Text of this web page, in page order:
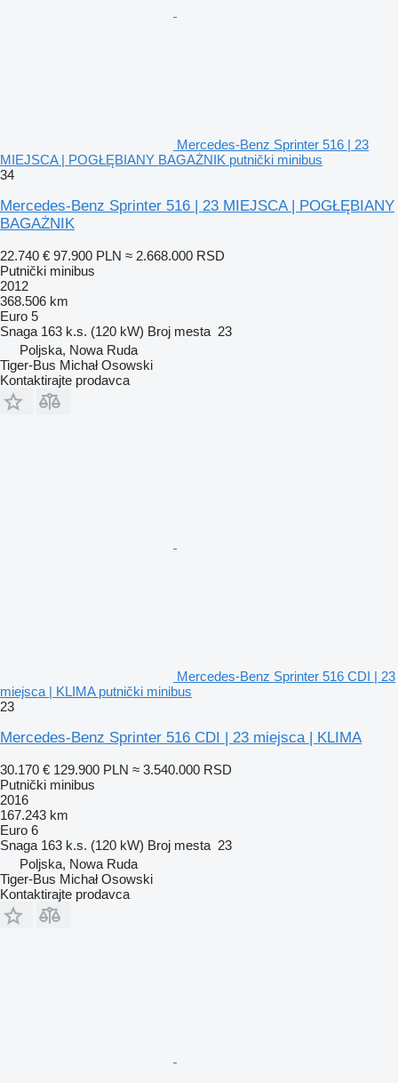
Mercedes-Benz Sprinter 516 | 23
MIEJSCA | POGŁĘBIANY BAGAŻNIK putnički minibus
34
Mercedes-Benz Sprinter 516 | 23 MIEJSCA | POGŁĘBIANY
BAGAŻNIK
22.740 € 97.900 PLN ≈ 2.668.000 RSD
Putnički minibus
2012
368.506 km
Euro 5
Snaga 163 k.s. (120 kW) Broj mesta 23
Poljska, Nowa Ruda
Tiger-Bus Michał Osowski
Kontaktirajte prodavca
Mercedes-Benz Sprinter 516 CDI | 23
miejsca | KLIMA putnički minibus
23
Mercedes-Benz Sprinter 516 CDI | 23 miejsca | KLIMA
30.170 € 129.900 PLN ≈ 3.540.000 RSD
Putnički minibus
2016
167.243 km
Euro 6
Snaga 163 k.s. (120 kW) Broj mesta 23
Poljska, Nowa Ruda
Tiger-Bus Michał Osowski
Kontaktirajte prodavca